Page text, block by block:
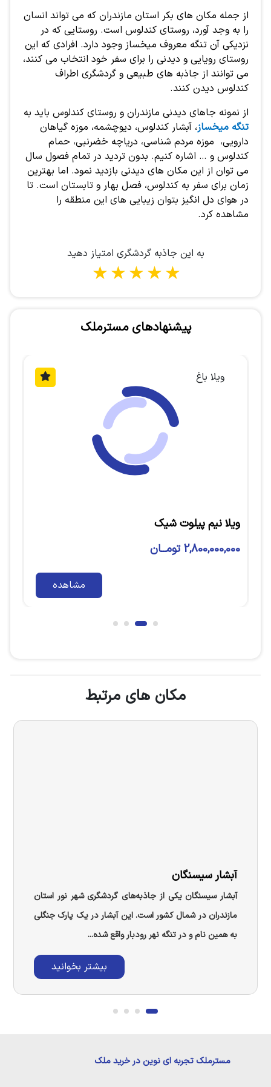
از جمله مکان های بکر استان مازندران که می تواند انسان
را به وجد آورد، روستای کندلوس است. روستایی که در
نزدیکی آن تنگه معروف میخساز وجود دارد. افرادی که این
روستای رویایی و دیدنی را برای سفر خود انتخاب می کنند،
می توانند از جاذبه های طبیعی و گردشگری اطراف
کندلوس دیدن کنند.
از نمونه جاهای دیدنی مازندران و روستای کندلوس باید به
تنگه میخساز، آبشار کندلوس، دیوچشمه، موزه گیاهان
دارویی، موزه مردم شناسی، دریاچه خضرنبی، حمام
کندلوس و … اشاره کنیم. بدون تردید در تمام فصول سال
می توان از این مکان های دیدنی بازدید نمود. اما بهترین
زمان برای سفر به کندلوس، فصل بهار و تابستان است. تا
در هوای دل انگیز بتوان زیبایی های این منطقه را
مشاهده کرد.
به این جاذبه گردشگری امتیاز دهید
5 stars
4 stars
3 stars
2 stars
پیشنهادهای مسترملک
ویلا دوبلکس مدرن
8,500,000,000 تومــان
مکان های مرتبط
آبشار سیسنگان
آبشار سیسنگان یکی از جاذبه‌های گردشگری شهر نور استان
مازندران در شمال کشور است. این آبشار در یک پارک جنگلی
به همین نام و در تنگه نهر رودبار واقع شده...
بیشتر بخوانید
مسترملک تجربه ای نوین در خرید ملک